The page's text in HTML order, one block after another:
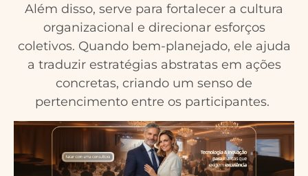
Além disso, serve para fortalecer a cultura
organizacional e direcionar esforços
coletivos. Quando bem-planejado, ele ajuda
a traduzir estratégias abstratas em ações
concretas, criando um senso de
pertencimento entre os participantes.